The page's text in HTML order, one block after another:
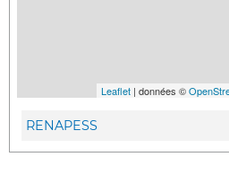
Leaflet | données ©
RENAPESS